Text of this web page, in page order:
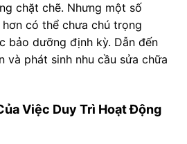
chặt chẽ. Nhưng một số
có thể chưa chú trọng
bảo dưỡng định kỳ. Dẫn đến
và phát sinh nhu cầu sửa chữa
Việc Duy Trì Hoạt Động